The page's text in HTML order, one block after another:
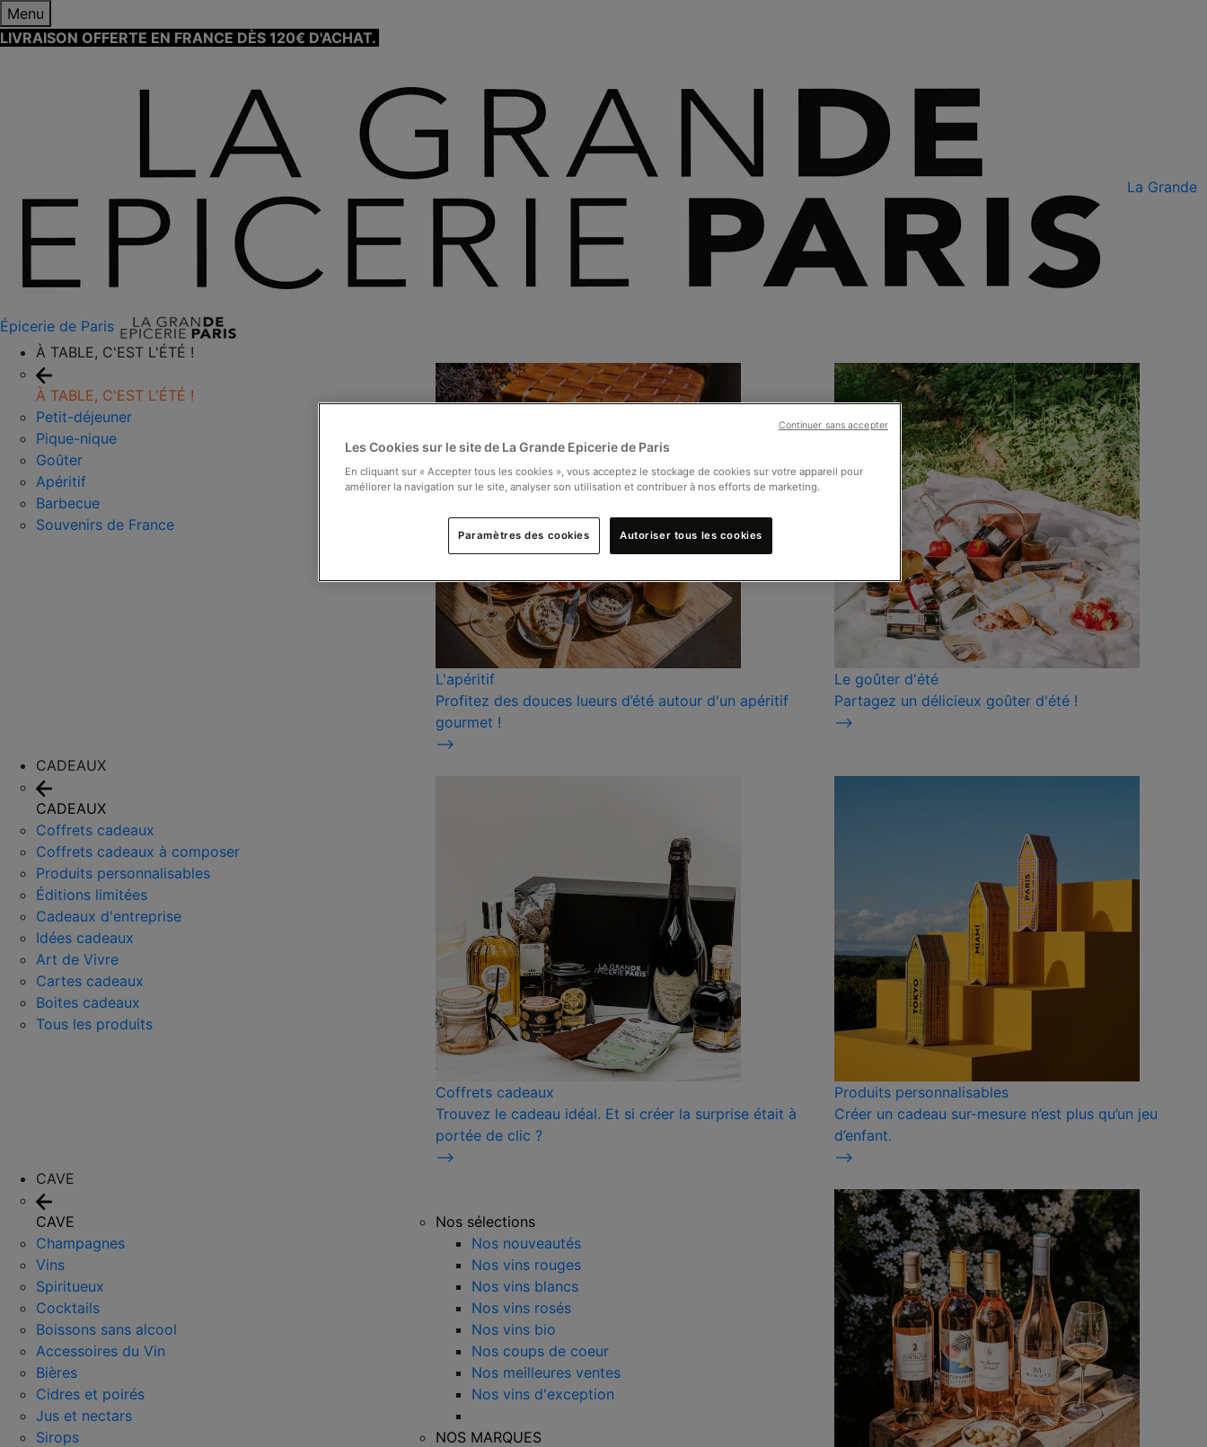
Menu
LIVRAISON OFFERTE EN FRANCE DÈS 120€ D'ACHAT.
La Grande
Épicerie de Paris
À TABLE, C'EST L'ÉTÉ !
À TABLE, C'EST L'ÉTÉ !
Petit-déjeuner
Pique-nique
Goûter
Apéritif
Barbecue
Souvenirs de France
L'apéritif
Profitez des douces lueurs d’été autour d'un apéritif
gourmet !
⟶
Le goûter d'été
Partagez un délicieux goûter d'été !
⟶
CADEAUX
CADEAUX
Coffrets cadeaux
Coffrets cadeaux à composer
Produits personnalisables
Éditions limitées
Cadeaux d'entreprise
Idées cadeaux
Art de Vivre
Cartes cadeaux
Boites cadeaux
Tous les produits
Coffrets cadeaux
Trouvez le cadeau idéal. Et si créer la surprise était à
portée de clic ?
⟶
Produits personnalisables
Créer un cadeau sur-mesure n’est plus qu’un jeu
d’enfant.
⟶
CAVE
CAVE
Champagnes
Vins
Spiritueux
Cocktails
Boissons sans alcool
Accessoires du Vin
Bières
Cidres et poirés
Jus et nectars
Sirops
Nos sélections
Nos nouveautés
Nos vins rouges
Nos vins blancs
Nos vins rosés
Nos vins bio
Nos coups de coeur
Nos meilleures ventes
Nos vins d'exception
NOS MARQUES
Les Cookies sur le site de La Grande Epicerie de Paris
En cliquant sur « Accepter tous les cookies », vous acceptez le stockage de cookies sur votre appareil pour
améliorer la navigation sur le site, analyser son utilisation et contribuer à nos efforts de marketing.
Paramètres des cookies Autoriser tous les cookies
Continuer sans accepter